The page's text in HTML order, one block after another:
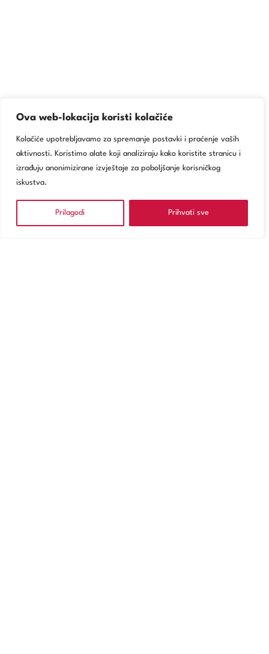
Ova web-lokacija koristi kolačiće
Kolačiće upotrebljavamo za spremanje postavki i praćenje vaših
aktivnosti. Koristimo alate koji analiziraju kako koristite stranicu i
izrađuju anonimizirane izvještaje za poboljšanje korisničkog
iskustva.
Prilagodi Prihvati sve
NARUČITE SE